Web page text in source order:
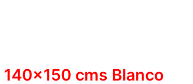
cms Blanco